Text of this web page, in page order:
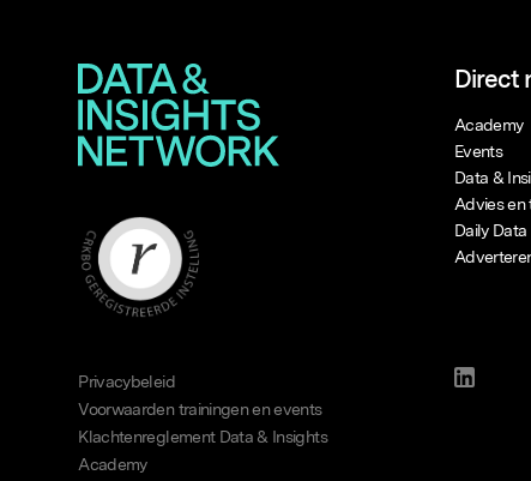
Direct
Academy
Events
Data &
Advies en
Daily Data
Privacybeleid
Voorwaarden trainingen en events
Klachtenreglement Data & Insights
Academy